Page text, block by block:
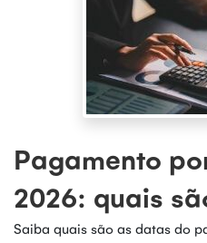
Pagamento
2026: quais
Saiba quais são as datas do